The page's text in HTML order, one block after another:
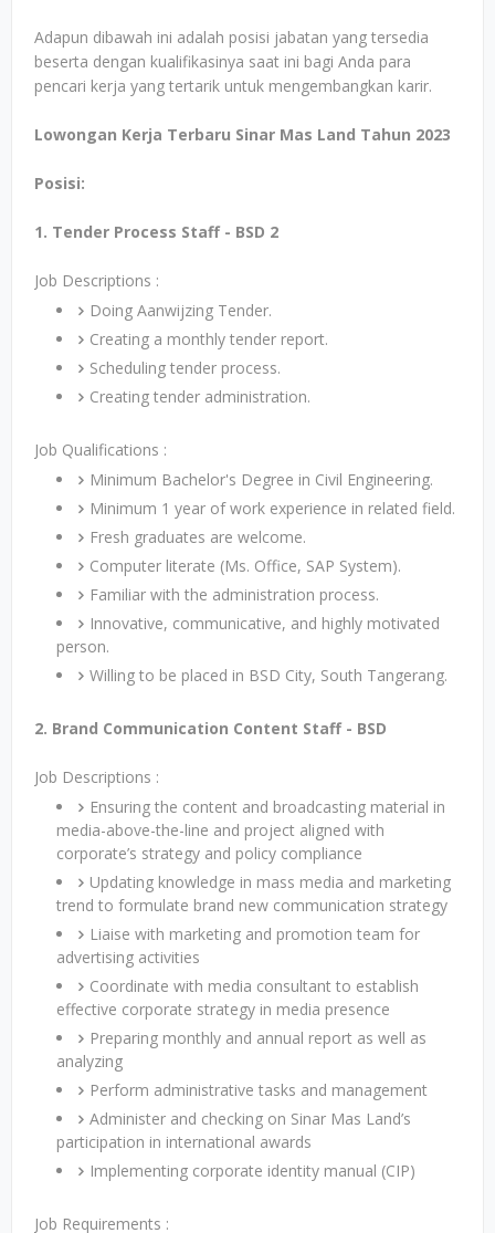
Adapun dibawah ini adalah posisi jabatan yang tersedia
beserta dengan kualifikasinya saat ini bagi Anda para
pencari kerja yang tertarik untuk mengembangkan karir.
Lowongan Kerja Terbaru Sinar Mas Land Tahun 2023
Posisi:
1. Tender Process Staff - BSD 2
Job Descriptions :
Doing Aanwijzing Tender.
Creating a monthly tender report.
Scheduling tender process.
Creating tender administration.
Job Qualifications :
Minimum Bachelor's Degree in Civil Engineering.
Minimum 1 year of work experience in related field.
Fresh graduates are welcome.
Computer literate (Ms. Office, SAP System).
Familiar with the administration process.
Innovative, communicative, and highly motivated
person.
Willing to be placed in BSD City, South Tangerang.
2. Brand Communication Content Staff - BSD
Job Descriptions :
Ensuring the content and broadcasting material in
media-above-the-line and project aligned with
corporate’s strategy and policy compliance
Updating knowledge in mass media and marketing
trend to formulate brand new communication strategy
Liaise with marketing and promotion team for
advertising activities
Coordinate with media consultant to establish
effective corporate strategy in media presence
Preparing monthly and annual report as well as
analyzing
Perform administrative tasks and management
Administer and checking on Sinar Mas Land’s
participation in international awards
Implementing corporate identity manual (CIP)
Job Requirements :